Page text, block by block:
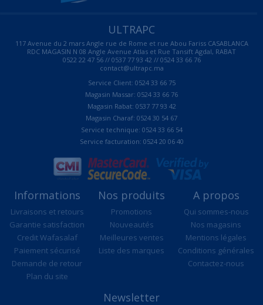
ULTRAPC
117 Avenue du 2 mars Angle rue de Rome et rue Abou Fariss CASABLANCA
RDC MAGASIN N 08 Angle Avenue Atlas et Rue Tansift Agdal, RABAT
0522 22 47 56 // 0537 77 93 42 // 0524 33 66 76
contact@ultrapc.ma
Service Client: 0524 33 66 75
Magasin Massar: 0524 33 66 76
Magasin Rabat: 0537 77 93 42
Magasin Charaf: 0524 30 54 67
Service technique: 0524 33 66 54
Service facturation: 0524 20 06 40
Informations
Livraisons et retours
Garantie satisfaction
Credit Wafasalaf
Paiement sécurisé
Demande de retour
Plan du site
Nos produits
Promotions
Nouveautés
Meilleures ventes
Liste des marques
A propos
Qui sommes-nous
Nos magasins
Mentions légales
Conditions générales
Contactez-nous
Newsletter